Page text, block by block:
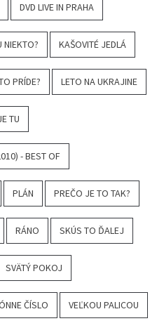
DVD LIVE IN PRAHA
NIEKTO? KAŠOVITÉ JEDLÁ
PRÍDE? LETO NA UKRAJINE
TU
- BEST OF
PLÁN PREČO JE TO TAK?
RÁNO SKÚS TO ĎALEJ
SVÄTÝ POKOJ
ČÍSLO VEĽKOU PALICOU